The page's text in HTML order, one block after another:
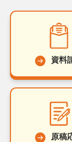
資料
原稿